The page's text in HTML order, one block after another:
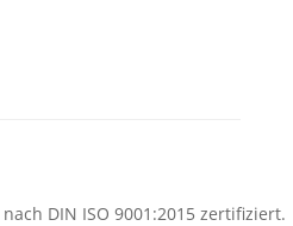
DIN ISO 9001:2015 zertifiziert.